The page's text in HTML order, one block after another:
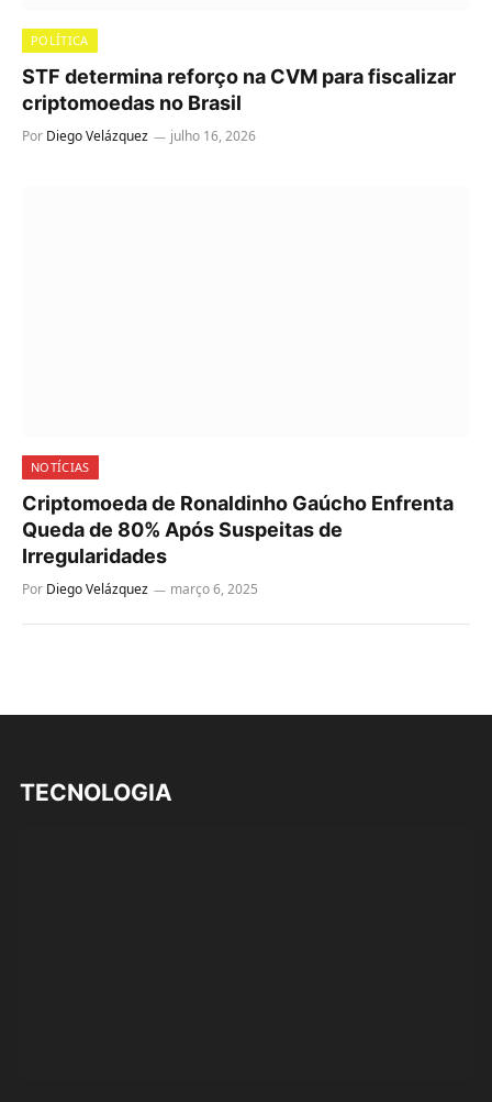
POLÍTICA
STF determina reforço na CVM para fiscalizar
criptomoedas no Brasil
Por Diego Velázquez julho 16, 2026
NOTÍCIAS
Criptomoeda de Ronaldinho Gaúcho Enfrenta
Queda de 80% Após Suspeitas de
Irregularidades
Por Diego Velázquez março 6, 2025
TECNOLOGIA